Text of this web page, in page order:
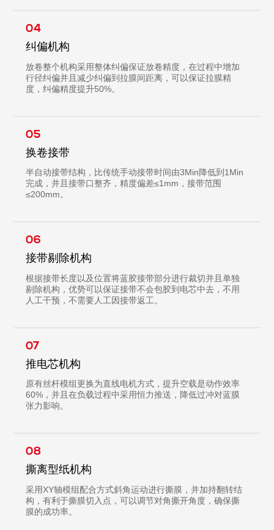
04
纠偏机构
放卷整个机构采用整体纠偏保证放卷精度，在过程中增加
行径纠偏并且减少纠偏到拉膜间距离，可以保证拉膜精
度，纠偏精度提升50%。
05
换卷接带
半自动接带结构，比传统手动接带时间由3Min降低到1Min
完成，并且接带口整齐，精度偏差≤1mm，接带范围
≤200mm。
06
接带剔除机构
根据接带长度以及位置将蓝胶接带部分进行裁切并且单独
剔除机构，优势可以保证接带不会包胶到电芯中去，不用
人工干预，不需要人工因接带返工。
07
推电芯机构
原有丝杆模组更换为直线电机方式，提升空载是动作效率
60%，并且在负载过程中采用恒力推送，降低过冲对蓝膜
张力影响。
08
撕离型纸机构
采用XY轴模组配合方式斜角运动进行撕膜，并加持翻转结
构，有利于撕膜切入点，可以调节对角撕开角度，确保撕
膜的成功率。